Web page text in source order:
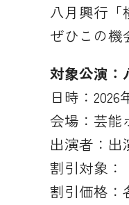
八月興行「
ぜひこの機
対象公演
日時：2026
会場：芸能
出演者：出
割引対象：
割引価格：